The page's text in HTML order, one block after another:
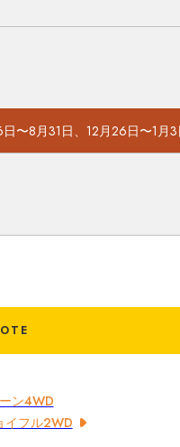
〜8月31日、12月26日〜1月3
ン4WD
イフル2WD